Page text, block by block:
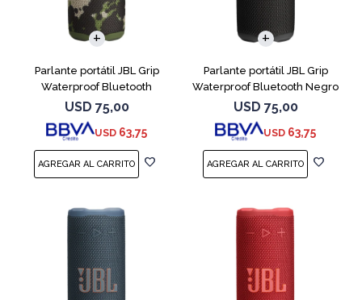
Parlante portátil JBL Grip
Waterproof Bluetooth
Camuflado
USD 75,00
USD 63,75
Parlante portátil JBL Grip
Waterproof Bluetooth Negro
USD 75,00
USD 63,75